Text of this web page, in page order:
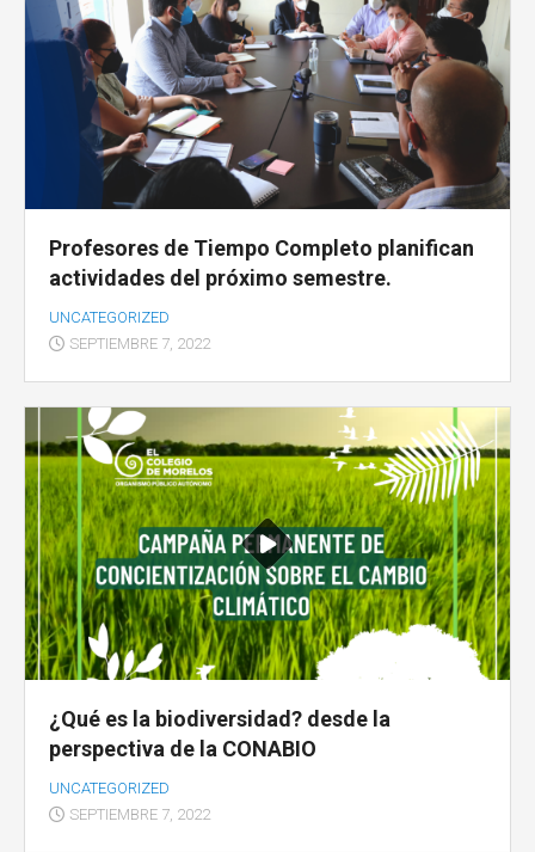
Profesores de Tiempo Completo planifican
actividades del próximo semestre.
UNCATEGORIZED
SEPTIEMBRE 7, 2022
¿Qué es la biodiversidad? desde la
perspectiva de la CONABIO
UNCATEGORIZED
SEPTIEMBRE 7, 2022